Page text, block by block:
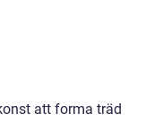
att forma träd